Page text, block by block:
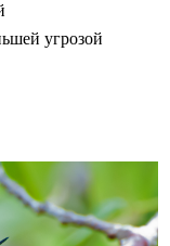
угрозой